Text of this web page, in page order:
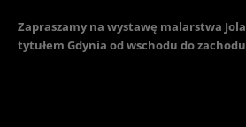
Zapraszamy na wystawę malarstwa
tytułem Gdynia od wschodu do